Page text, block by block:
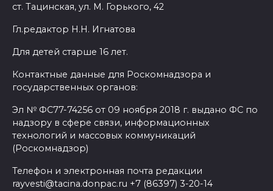
ст. Тацинская, ул. М. Горького, 42
Гл.редактор Н.Н. Игнатова
Для детей старше 16 лет.
Контактные данные для Роскомнадзора и
государственных органов:
Эл № ФС77-74256 от 09 ноября 2018 г. выдано ФС по
надзору в сфере связи, информационных
технологий и массовых коммуникаций
(Роскомнадзор)
Телефон и электронная почта редакции
rayvesti@tacina.donpac.ru +7 (86397) 3-20-14